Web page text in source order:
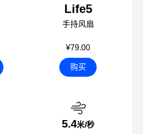
Life5
手持风扇
¥79.00
购买
5.4米/秒